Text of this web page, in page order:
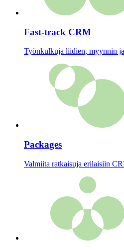
Fast-track CRM
Työnkulkuja liidien, myynnin
Packages
Valmiita ratkaisuja erilaisiin